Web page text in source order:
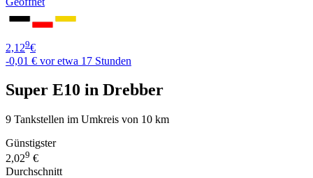
2,129€
-0,01 € vor etwa 17 Stunden
Super E10 in Drebber
9 Tankstellen im Umkreis von 10 km
Günstigster
2,029 €
Durchschnitt